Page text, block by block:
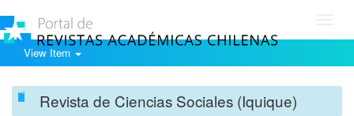
View Item
Revista de Ciencias Sociales (Iquique)